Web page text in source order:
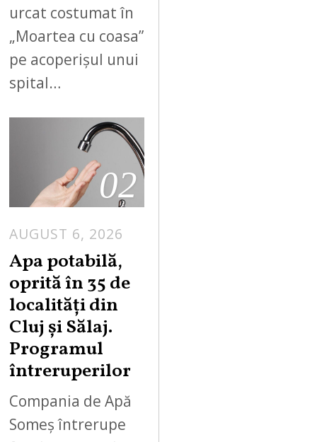
urcat costumat în
„Moartea cu coasa”
pe acoperișul unui
spital…
02
AUGUST 6, 2026
Apa potabilă,
oprită în 35 de
localități din
Cluj și Sălaj.
Programul
întreruperilor
Compania de Apă
Someș întrerupe